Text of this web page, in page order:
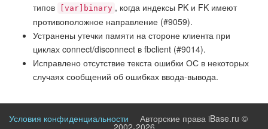
типов
[var]binary , когда индексы PK и FK имеют
противоположное направление (#9059).
Устранены утечки памяти на стороне клиента при
циклах connect/disconnect в fbclient (#9014).
Исправлено отсутствие текста ошибки ОС в некоторых
случаях сообщений об ошибках ввода-вывода.
Условия конфиденциальности Авторские права iBase.ru ©
2002-2026